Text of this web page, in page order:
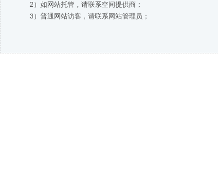
2）如网站托管，请联系空间提供商；
3）普通网站访客，请联系网站管理员；